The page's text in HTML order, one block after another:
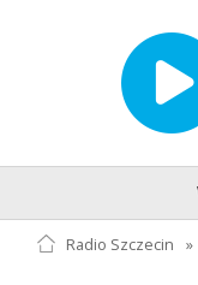
Radio Szczecin »